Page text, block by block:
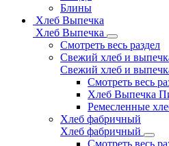
Блины
Хлеб Выпечка
Хлеб Выпечка
Смотреть весь раздел
Свежий хлеб и
Свежий хлеб и
Смотреть весь
Хлеб Выпечка
Ремесленные
Хлеб фабричный
Хлеб фабричный
Смотреть весь